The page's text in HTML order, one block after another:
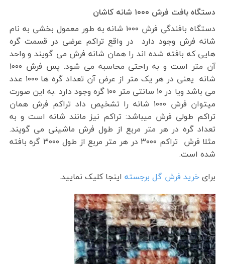
دستگاه بافت فرش ۱۰۰۰ شانه کاشان
دستگاه بافندگی فرش ۱۰۰۰ شانه به طور معمول بخشی به نام
شانه فرش وجود دارد در واقع تراکم عرضی در قسمت گره
هایی که بافته شده اند را همان شانه فرش می گویند و واحد
آن متر است و به راحتی محاسبه می شود. پس فرش ۱۰۰۰
شانه یعنی در هر یک متر از عرض آن تعداد گره ها ۱۰۰۰ عدد
می باشد ویا در ۱۰ سانتی متر ۱۰۰ گره وجود دارد .به این صورت
میتوان فرش ۱۰۰۰ شانه را تشخیص داد تراکم فرش همان
تراکم طولی فرش میباشد: تراکم نیز مانند شانه است و به
تعداد گره در هر متر مربع از طول فرش ماشینی می گویند.
مثلا فرش تراکم ۳۰۰۰ در هر متر مربع از طول ۳۰۰۰ گره بافته
شده است.
برایخرید فرش گل برجستهاینجا کلیک نمایید.